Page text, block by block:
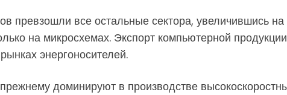
превзошли все остальные сектора, увеличившись
на микросхемах. Экспорт компьютерной
энергоносителей.
доминируют в производстве